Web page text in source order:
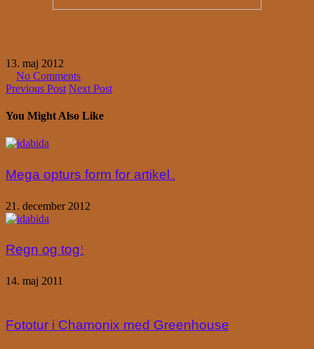
13. maj 2012
No Comments
Previous Post Next Post
You Might Also Like
Mega opturs form for artikel..
21. december 2012
Regn og tog!
14. maj 2011
Fototur i Chamonix med Greenhouse